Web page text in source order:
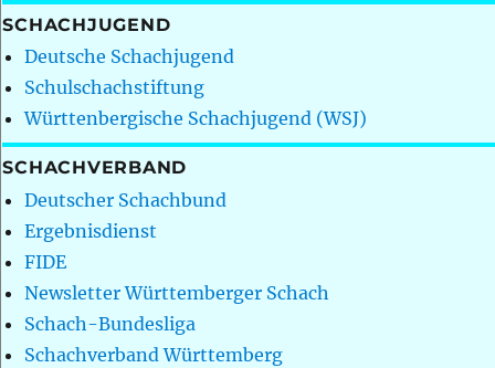
SCHACHJUGEND
Deutsche Schachjugend
Schulschachstiftung
Württenbergische Schachjugend (WSJ)
SCHACHVERBAND
Deutscher Schachbund
Ergebnisdienst
FIDE
Newsletter Württemberger Schach
Schach-Bundesliga
Schachverband Württemberg